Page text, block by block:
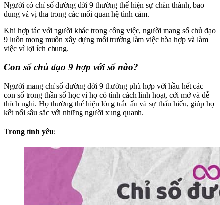
Người có chỉ số đường đời 9 thường thể hiện sự chân thành, bao
dung và vị tha trong các mối quan hệ tình cảm.
Khi hợp tác với người khác trong công việc, người mang số chủ đạo
9 luôn mong muốn xây dựng môi trường làm việc hòa hợp và làm
việc vì lợi ích chung.
Con số chủ đạo 9 hợp với số nào?
Người mang chỉ số đường đời 9 thường phù hợp với hầu hết các
con số trong thần số học vì họ có tính cách linh hoạt, cởi mở và dễ
thích nghi. Họ thường thể hiện lòng trắc ẩn và sự thấu hiểu, giúp họ
kết nối sâu sắc với những người xung quanh.
Trong tình yêu: